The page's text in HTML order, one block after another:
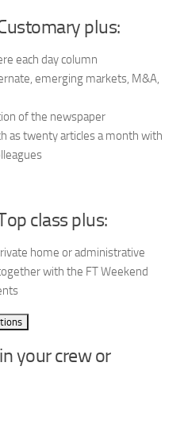
plus:
each day column
emerging markets, M&A,
of the newspaper
as twenty articles a month with
class plus:
home or administrative
with the FT Weekend
your crew or